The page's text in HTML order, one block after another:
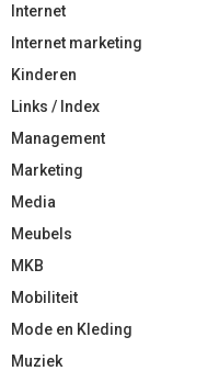
Internet
Internet marketing
Kinderen
Links / Index
Management
Marketing
Media
Meubels
MKB
Mobiliteit
Mode en Kleding
Muziek